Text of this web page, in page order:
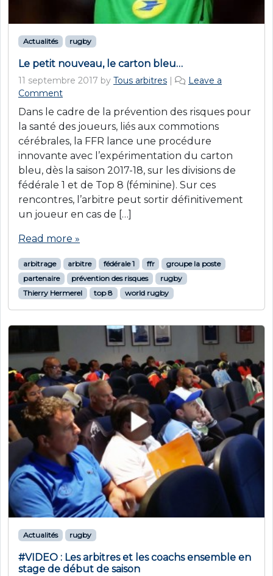
Actualités rugby
Le petit nouveau, le carton bleu…
11 septembre 2017 by Tous arbitres |
Leave a
Comment
Dans le cadre de la prévention des risques pour
la santé des joueurs, liés aux commotions
cérébrales, la FFR lance une procédure
innovante avec l’expérimentation du carton
bleu, dès la saison 2017-18, sur les divisions de
fédérale 1 et de Top 8 (féminine). Sur ces
rencontres, l’arbitre peut sortir définitivement
un joueur en cas de […]
Read more »
arbitrage arbitre fédérale 1 ffr
groupe la poste
partenaire
prévention des risques
rugby
Thierry Hermerel
top 8 world rugby
Actualités rugby
#VIDEO : Les arbitres et les coachs ensemble en
stage de début de saison